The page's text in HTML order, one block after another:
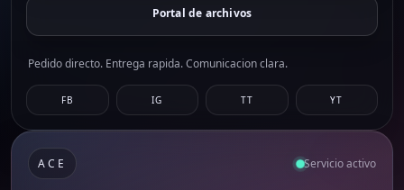
Portal de archivos
Pedido directo. Entrega rapida. Comunicacion clara.
FB IG TT YT
ACE Servicio activo